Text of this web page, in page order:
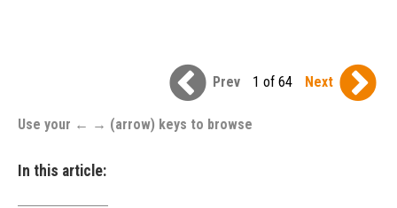
Prev 1 of 64 Next
Use your ← → (arrow) keys to browse
In this article: